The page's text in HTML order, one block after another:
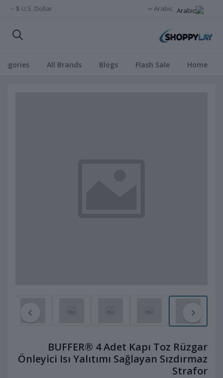
Arabic
U.S. Dollar $
Home
Flash Sale
Blogs
All Brands
BUFFER® 4 Adet Kapı Toz Rüzgar
Önleyici Isı Yalıtımı Sağlayan Sızdırmaz
Strafor